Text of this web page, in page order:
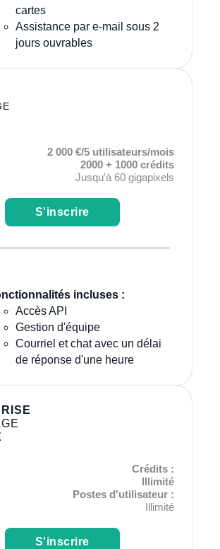
cartes
Assistance par e-mail sous 2
jours ouvrables
2 000 €/5 utilisateurs/mois
2000 + 1000 crédits
Jusqu'à 60 gigapixels
S'inscrire
incluses :
Accès API
Gestion d'équipe
Courriel et chat avec un délai
de réponse d'une heure
Crédits :
Illimité
Postes d'utilisateur :
Illimité
S'inscrire